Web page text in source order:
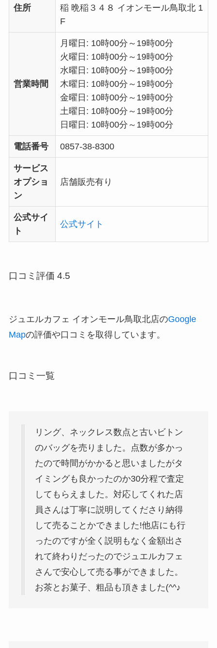
住所
稲 晩稲３４８ イオンモール鳥取北 1
F
営業時間
月曜日: 10時00分～19時00分
火曜日: 10時00分～19時00分
水曜日: 10時00分～19時00分
木曜日: 10時00分～19時00分
金曜日: 10時00分～19時00分
土曜日: 10時00分～19時00分
日曜日: 10時00分～19時00分
電話番号 0857-38-8300
サービス
オプショ
ン
店舗販売有り
公式サイ
ト
公式サイト
口コミ評価 4.5
ジュエルカフェ イオンモール鳥取北店のGoogle
Mapの評価や口コミを取得しています。
口コミ一覧
リング、ネックレス数点と古いビトン
のバッグを売りました。点数が多かっ
たので時間がかかると思いましたがタ
イミングも良かったのか30分程で査定
してもらえました。対応してくれた店
員さんは丁寧に説明してくださり納得
して売ることかできました!他店にも行
ったのですが全く説明もなく金額出さ
れて終わりだったのでジュエルカフェ
さんで安心して売る事ができました。
お茶とお菓子、粗品も頂きました(^^♪